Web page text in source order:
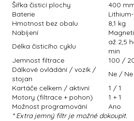
Šířka čisticí plochy
400
Baterie
Hmotnost bez obalu
8,1 kg
Nabíjení
Délka čisticího cyklu
až 2,5
min
Jemnost filtrace
100 /
Dálkové ovládání / vozík /
stojan
Ne /
Kartáče celkem / aktivní
1 / 1
Motory (filtrace + pohon)
1 + 1
Možnost programování
Ano
* Extra jemný filtr je možné dokoupit.